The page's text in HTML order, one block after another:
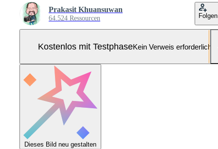
Prakasit Khuansuwan
64.524 Ressourcen Folgen
Kostenlos mit TestphaseKein Verweis erforderlich
Dieses Bild neu gestalten